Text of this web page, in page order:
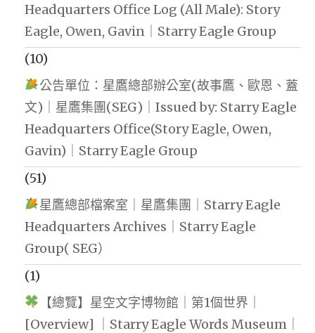
Headquarters Office Log (All Male): Story
Eagle, Owen, Gavin｜Starry Eagle Group
(10)
公告單位：星鷹總部辦公室(故事鷹、歐恩、蓋
文)｜星鷹集團(SEG)｜Issued by: Starry Eagle
Headquarters Office(Story Eagle, Owen,
Gavin)｜Starry Eagle Group
(51)
星鷹總部檔案室｜星鷹集團｜Starry Eagle
Headquarters Archives｜Starry Eagle
Group( SEG）
(1)
【總覽】星空文字博物館｜第1個世界｜
[Overview] ｜Starry Eagle Words Museum｜